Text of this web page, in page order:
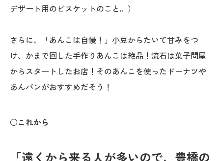
デザート用のビスケットのこと。）
さらに、「あんこは自慢！」小豆からたいて甘みをつ
け、かまで回した手作りあんこは絶品！流石は菓子問屋
からスタートしたお店！そのあんこを使ったドーナツや
あんパンがおすすめだそう！
○これから
「遠くから来る人が多いので、豊橋の